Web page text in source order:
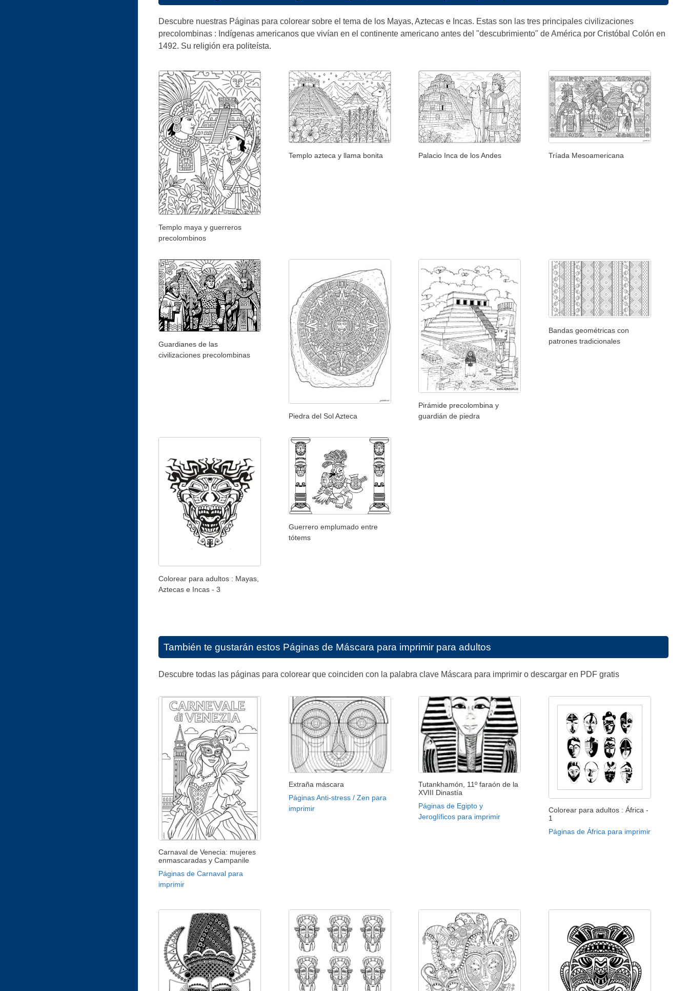
Descubre nuestras Páginas para colorear sobre el tema de los Mayas, Aztecas e Incas. Estas son las tres principales civilizaciones
precolombinas : Indígenas americanos que vivían en el continente americano antes del "descubrimiento" de América por Cristóbal Colón en
1492. Su religión era politeísta.
Templo maya y guerreros
precolombinos
Templo azteca y llama bonita Palacio Inca de los Andes Tríada Mesoamericana
Guardianes de las
civilizaciones precolombinas
Piedra del Sol Azteca
Pirámide precolombina y
guardián de piedra
Bandas geométricas con
patrones tradicionales
Colorear para adultos : Mayas,
Aztecas e Incas - 3
Guerrero emplumado entre
tótems
También te gustarán estos Páginas de Máscara para imprimir para adultos
Descubre todas las páginas para colorear que coinciden con la palabra clave Máscara para imprimir o descargar en PDF gratis
Carnaval de Venecia: mujeres
enmascaradas y Campanile
Páginas de Carnaval para
imprimir
Extraña máscara
Páginas Anti-stress / Zen para
imprimir
Tutankhamón, 11º faraón de la
XVIII Dinastía
Páginas de Egipto y
Jeroglíficos para imprimir
Colorear para adultos : África -
1
Páginas de África para imprimir